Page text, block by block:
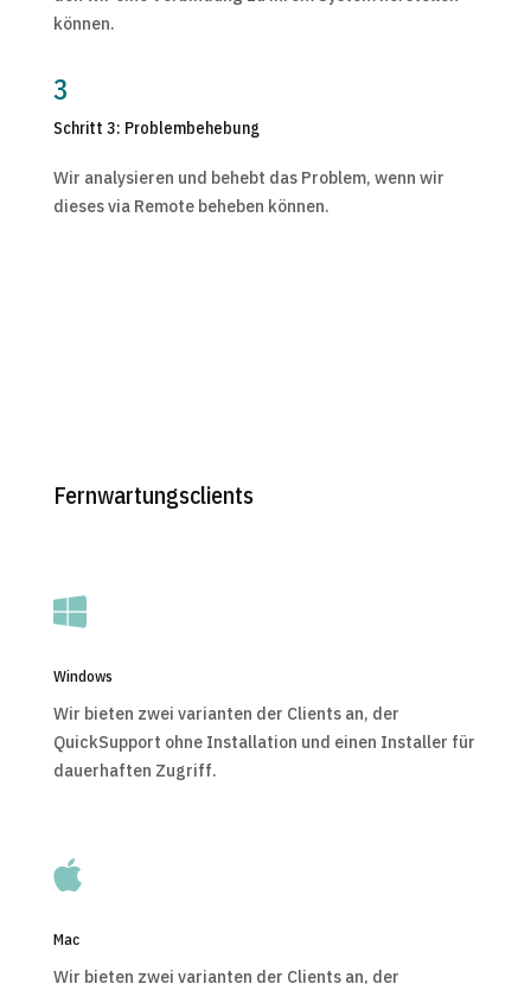
können.
3
Schritt 3: Problembehebung
Wir analysieren und behebt das Problem, wenn wir
dieses via Remote beheben können.
Fernwartungsclients

Windows
Wir bieten zwei varianten der Clients an, der
QuickSupport ohne Installation und einen Installer für
dauerhaften Zugriff.

Mac
Wir bieten zwei varianten der Clients an, der